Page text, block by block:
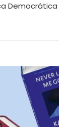
Democrática